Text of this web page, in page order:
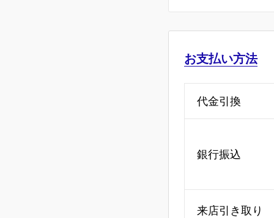
お支払い方法
代金引換
銀行振込
来店引き取り